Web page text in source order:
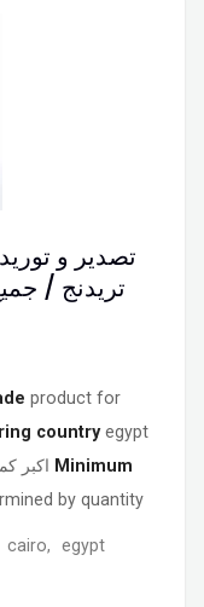
تصدير و
تريدنج /
product for
country egypt
اكبر Minimum
by quantity
cairo,
egypt